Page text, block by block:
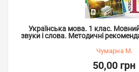
Українська мова. 1 клас.
звуки і слова. Методичні
Чумарна М.
50,00 грн